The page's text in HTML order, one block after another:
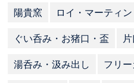
陽貴窯 ロイ・マーティン
ぐい呑み・お猪口・盃
湯呑み・汲み出し フリ